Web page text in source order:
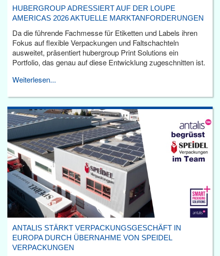
HUBERGROUP ADRESSIERT AUF DER LOUPE
AMERICAS 2026 AKTUELLE MARKTANFORDERUNGEN
Da die führende Fachmesse für Etiketten und Labels ihren
Fokus auf flexible Verpackungen und Faltschachteln
ausweitet, präsentiert hubergroup Print Solutions ein
Portfolio, das genau auf diese Entwicklung zugeschnitten ist.
Weiterlesen...
ANTALIS STÄRKT VERPACKUNGSGESCHÄFT IN
EUROPA DURCH ÜBERNAHME VON SPEIDEL
VERPACKUNGEN